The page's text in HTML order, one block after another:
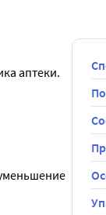
аптеки.